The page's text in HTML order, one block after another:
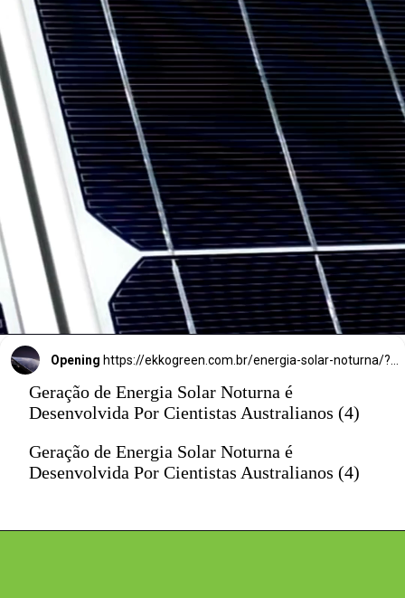
noturna é
gerada por um
aparelho
chamado diodo
termorradiativo.
Opening https://ekkogreen.com.br/energia-solar-noturna/?utm_source=google&utm_medium=discover&utm_campaign=web-stories&utm_term=energia-solar
Geração de Energia Solar Noturna é
Desenvolvida Por Cientistas Australianos (4)
Geração de Energia Solar Noturna é
Desenvolvida Por Cientistas Australianos (4)